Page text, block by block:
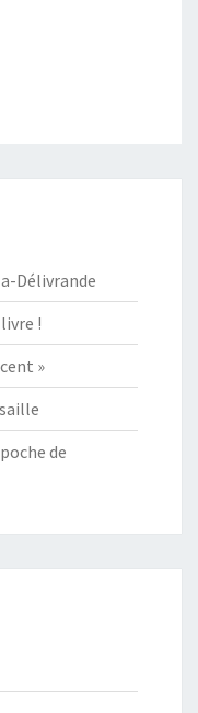
Délivrande
!
»
de